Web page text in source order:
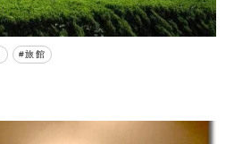
旅館